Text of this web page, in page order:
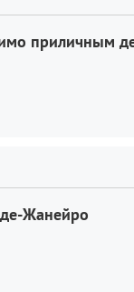
приличным
Жанейро